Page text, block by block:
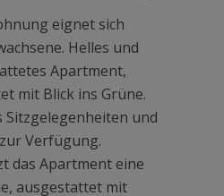
eignet sich
Helles und
Apartment,
mit Blick ins Grüne.
Sitzgelegenheiten und
Verfügung.
das Apartment eine
ausgestattet mit